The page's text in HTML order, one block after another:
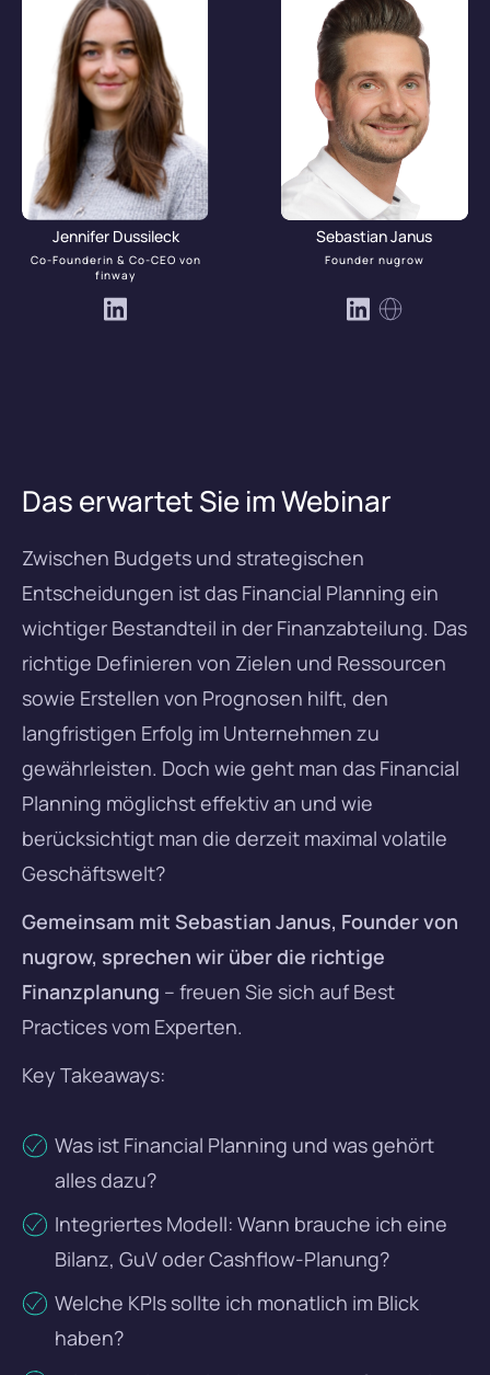
Jennifer Dussileck
Co-Founderin & Co-CEO von
finway
Sebastian Janus
Founder nugrow
Das erwartet Sie im Webinar
Zwischen Budgets und strategischen
Entscheidungen ist das Financial Planning ein
wichtiger Bestandteil in der Finanzabteilung. Das
richtige Definieren von Zielen und Ressourcen
sowie Erstellen von Prognosen hilft, den
langfristigen Erfolg im Unternehmen zu
gewährleisten. Doch wie geht man das Financial
Planning möglichst effektiv an und wie
berücksichtigt man die derzeit maximal volatile
Geschäftswelt?
Gemeinsam mit Sebastian Janus, Founder von
nugrow, sprechen wir über die richtige
Finanzplanung – freuen Sie sich auf Best
Practices vom Experten.
Key Takeaways:
Was ist Financial Planning und was gehört
alles dazu?
Integriertes Modell: Wann brauche ich eine
Bilanz, GuV oder Cashflow-Planung?
Welche KPIs sollte ich monatlich im Blick
haben?